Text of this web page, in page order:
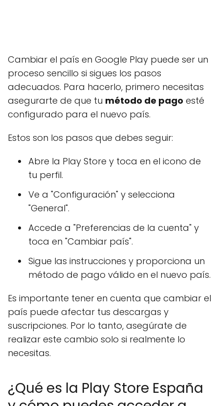
Cambiar el país en Google Play puede ser un
proceso sencillo si sigues los pasos
adecuados. Para hacerlo, primero necesitas
asegurarte de que tu método de pago esté
configurado para el nuevo país.
Estos son los pasos que debes seguir:
Abre la Play Store y toca en el icono de
tu perfil.
Ve a "Configuración" y selecciona
"General".
Accede a "Preferencias de la cuenta" y
toca en "Cambiar país".
Sigue las instrucciones y proporciona un
método de pago válido en el nuevo país.
Es importante tener en cuenta que cambiar el
país puede afectar tus descargas y
suscripciones. Por lo tanto, asegúrate de
realizar este cambio solo si realmente lo
necesitas.
¿Qué es la Play Store España